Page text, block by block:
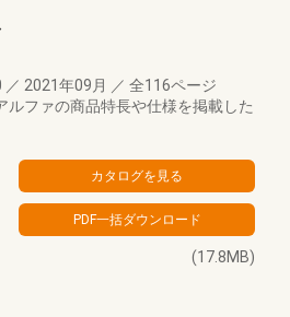
／ 2021年09月 ／ 全116ページ
ルファの商品特長や仕様を掲載した
(17.8MB)